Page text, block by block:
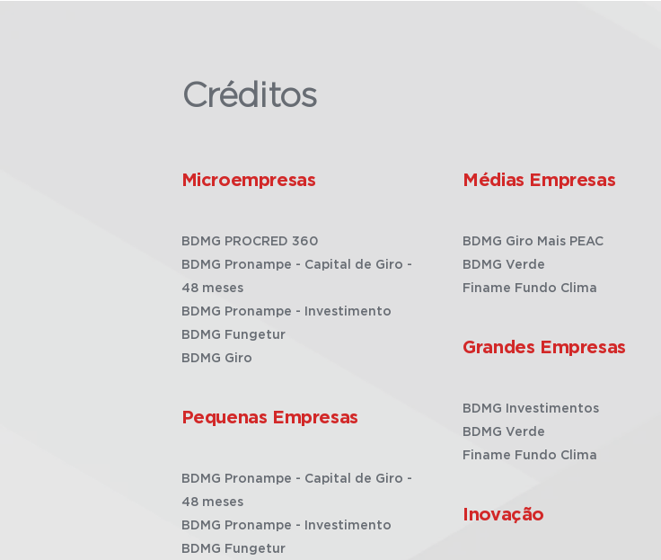
Créditos
Microempresas
BDMG PROCRED 360
BDMG Pronampe - Capital de Giro -
48 meses
BDMG Pronampe - Investimento
BDMG Fungetur
BDMG Giro
Pequenas Empresas
BDMG Pronampe - Capital de Giro -
48 meses
BDMG Pronampe - Investimento
BDMG Fungetur
Médias Empresas
BDMG Giro Mais PEAC
BDMG Verde
Finame Fundo Clima
Grandes Empresas
BDMG Investimentos
BDMG Verde
Finame Fundo Clima
Inovação